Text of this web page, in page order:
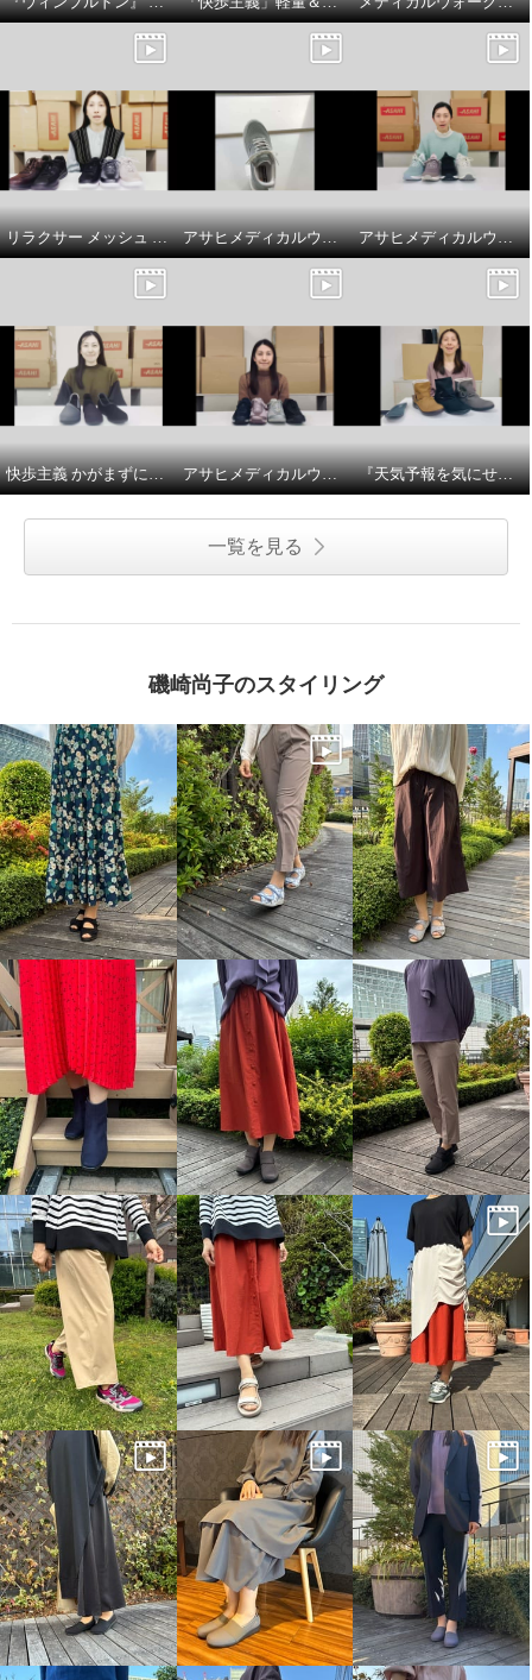
メディカルウォーク ファスナー
付スニーカー ＳＨＭプラス ＜レ
ディース＞
ブラック ２３．０ｃｍ
¥0
メディカルウォーク ファスナー
付スニーカー ＳＨＭプラス ＜レ
ディース＞
ベリー ２３．０ｃｍ
¥0
リラクサー メッシュ サイドファスナー付 スニーカーの商品紹介とサイズ選びのポイント アサヒメディカルウォーク ファスナー付スニーカー ＳＨＭプラス履き方のポイント アサヒメディカルウォーク ファスナー付スニーカー ＳＨＭプラスの紹介とサイズについて
快歩主義 かがまずに履ける やわらかスリッポン 商品説明とサイズについて アサヒメディカルウォークメッシュスニーカーのご紹介 『天気予報を気にせず履けるトップドライ』 寒冷地仕様 ベルト付ミドルブーツの紹介とサイズについて
一覧を見る
磯崎尚子のスタイリング